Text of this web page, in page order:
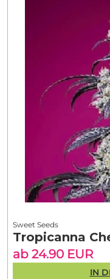
Sweet Seeds
Tropicanna
ab 24.90 EUR
IN